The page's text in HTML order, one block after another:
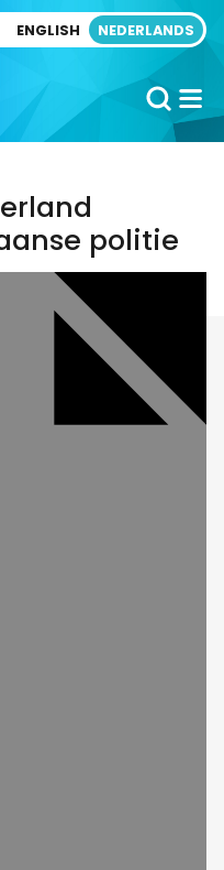
ENGLISH NEDERLANDS
politie